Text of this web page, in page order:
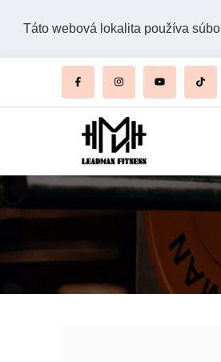
Táto webová lokalita používa